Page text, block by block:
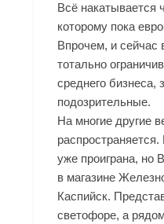
Всё накатывается
которому пока
Впрочем, и сейчас
тотально
среднего бизнеса,
подозрительные.
На многие другие
уже проиграна, но
в магазине
Каспийск.
светофоре, а